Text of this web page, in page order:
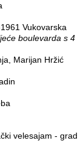
Vukovarska
boulevarda s 4
Marijan Hržić
velesajam - grad